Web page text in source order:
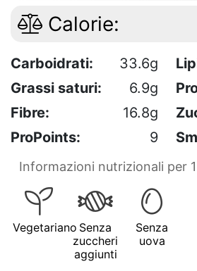
Calorie:
Carboidrati: 33.6g
Grassi saturi:
6.9g
Fibre:
16.8g
ProPoints:
9
Informazioni nutrizionali per
Vegetariano Senza
zuccheri
aggiunti
Senza
uova